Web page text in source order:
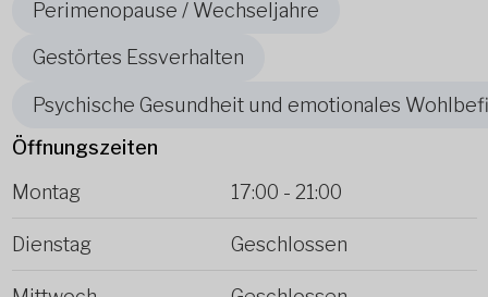
Perimenopause / Wechseljahre
Gestörtes Essverhalten
Psychische Gesundheit und emotionales
Öffnungszeiten
Montag
17:00 - 21:00
Dienstag Geschlossen